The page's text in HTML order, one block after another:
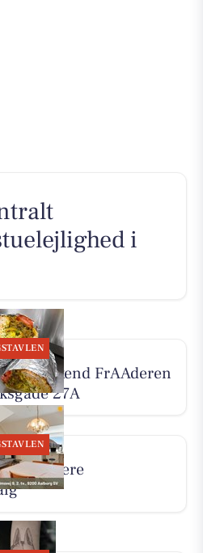
i
at Weekend FrAAderen
27A
har flere